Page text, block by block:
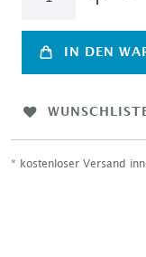
IN DEN
* kostenloser Versand